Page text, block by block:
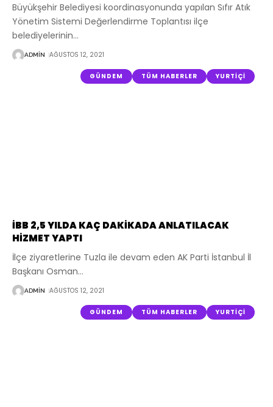
Büyükşehir Belediyesi koordinasyonunda yapılan Sıfır Atık
Yönetim Sistemi Değerlendirme Toplantısı ilçe
belediyelerinin…
ADMIN AĞUSTOS 12, 2021
GÜNDEM TÜM HABERLER YURTIÇI
İBB 2,5 YILDA KAÇ DAKİKADA ANLATILACAK
HİZMET YAPTI
İlçe ziyaretlerine Tuzla ile devam eden AK Parti İstanbul İl
Başkanı Osman…
ADMIN AĞUSTOS 12, 2021
GÜNDEM TÜM HABERLER YURTIÇI